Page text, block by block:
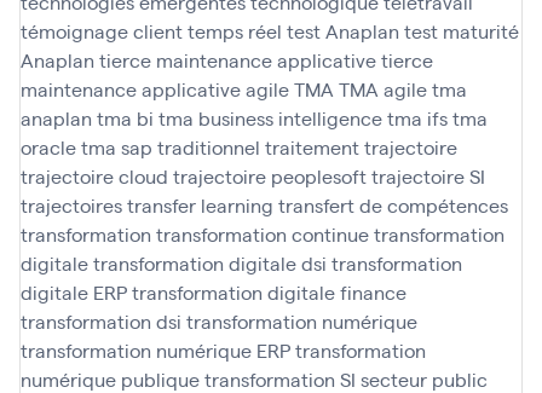
témoignage clienttemps réel test Anaplan test maturité
Anaplan tierce maintenance applicativetierce
maintenance applicative agileTMA TMA agiletma
anaplan tma bi tma business intelligencetma ifstma
oracletma sap traditionnel traitementtrajectoire
trajectoire cloud trajectoire peoplesofttrajectoire SI
trajectoirestransfer learning transfert de compétences
transformation transformation continuetransformation
digitaletransformation digitale dsi transformation
digitale ERPtransformation digitale finance
transformation dsi transformation numérique
transformation numérique ERPtransformation
numérique publiquetransformation SI secteur public